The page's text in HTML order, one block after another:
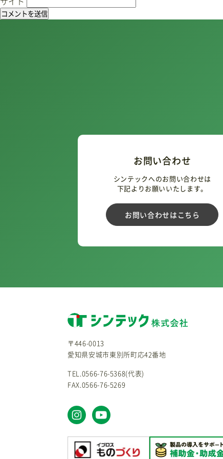
お問い合わせ
シンテックへのお問い合わせは
下記よりお願いいたします。
お問い合わせはこちら
〒446-0013
愛知県安城市東別所町応42番地
TEL.0566-76-5368(代表)
FAX.0566-76-5269